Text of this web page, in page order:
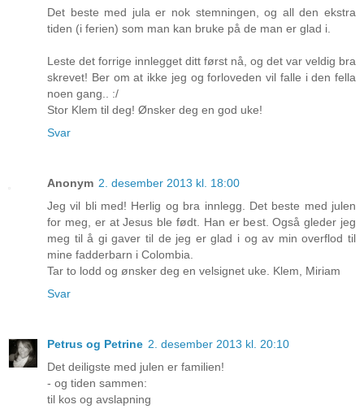
Det beste med jula er nok stemningen, og all den ekstra
tiden (i ferien) som man kan bruke på de man er glad i.
Leste det forrige innlegget ditt først nå, og det var veldig bra
skrevet! Ber om at ikke jeg og forloveden vil falle i den fella
noen gang.. :/
Stor Klem til deg! Ønsker deg en god uke!
Svar
Anonym 2. desember 2013 kl. 18:00
Jeg vil bli med! Herlig og bra innlegg. Det beste med julen
for meg, er at Jesus ble født. Han er best. Også gleder jeg
meg til å gi gaver til de jeg er glad i og av min overflod til
mine fadderbarn i Colombia.
Tar to lodd og ønsker deg en velsignet uke. Klem, Miriam
Svar
Petrus og Petrine 2. desember 2013 kl. 20:10
Det deiligste med julen er familien!
- og tiden sammen:
til kos og avslapning